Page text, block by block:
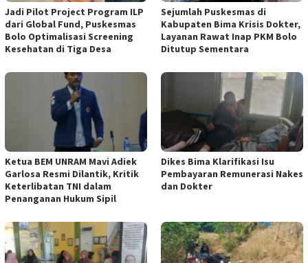
Jadi Pilot Project Program ILP
dari Global Fund, Puskesmas
Bolo Optimalisasi Screening
Kesehatan di Tiga Desa
Sejumlah Puskesmas di
Kabupaten Bima Krisis Dokter,
Layanan Rawat Inap PKM Bolo
Ditutup Sementara
Ketua BEM UNRAM Mavi Adiek
Garlosa Resmi Dilantik, Kritik
Keterlibatan TNI dalam
Penanganan Hukum Sipil
Dikes Bima Klarifikasi Isu
Pembayaran Remunerasi Nakes
dan Dokter